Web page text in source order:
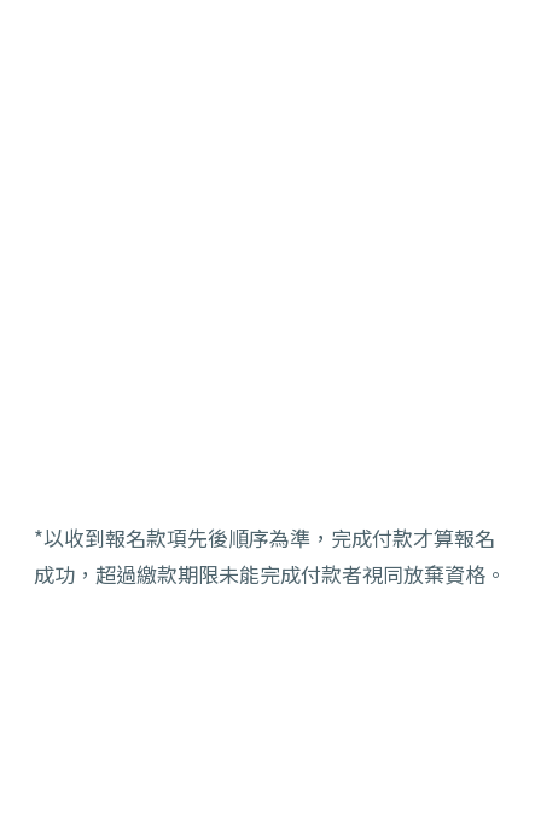
*以收到報名款項先後順序為準，完成付款才算報名
成功，超過繳款期限未能完成付款者視同放棄資格。